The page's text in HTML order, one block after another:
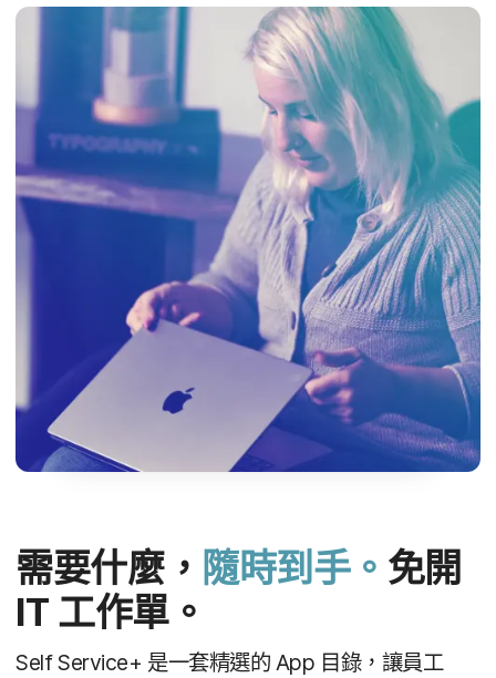
需要​什麼， 隨時​到手。 免​開
IT 工作單。
Self Service+ 是​一套​精選​的 App 目錄，​讓​員工​